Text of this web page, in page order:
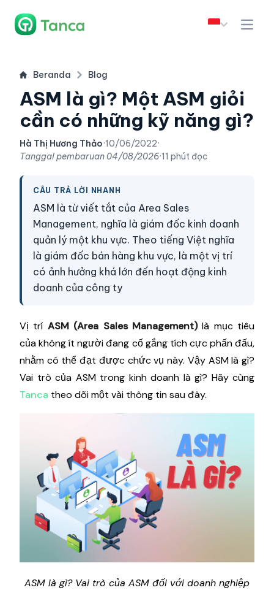
Beranda Blog
ASM là gì? Một ASM giỏi
cần có những kỹ năng gì?
Hà Thị Hương Thảo·10/06/2022·
Tanggal pembaruan04/08/2026·11 phút đọc
CÂU TRẢ LỜI NHANH
ASM là từ viết tắt của Area Sales
Management, nghĩa là giám đốc kinh doanh
quản lý một khu vực. Theo tiếng Việt nghĩa
là giám đốc bán hàng khu vực, là một vị trí
có ảnh hưởng khá lớn đến hoạt động kinh
doanh của công ty
Vị trí ASM (Area Sales Management)là mục tiêu
của không ít người đang cố gắng tích cực phấn đấu,
nhằm có thể đạt được chức vụ này. Vậy ASM là gì?
Vai trò của ASM trong kinh doanh là gì? Hãy cùng
Tanca theo dõi một vài thông tin sau đây.
ASM là gì? Vai trò của ASM đối với doanh nghiệp